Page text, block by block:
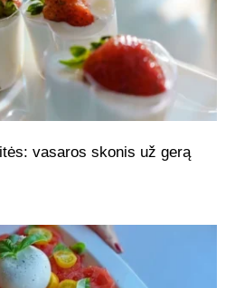
vasaros skonis už gerą